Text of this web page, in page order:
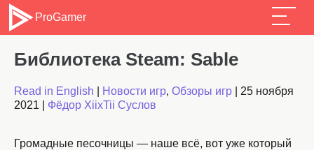
ProGamer
Библиотека Steam: Sable
Read in English Новости игр, Обзоры игр
25 ноября
2021
Фёдор XiixTii Суслов
Громадные песочницы — наше всё, вот уже который